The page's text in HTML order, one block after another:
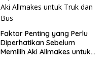
Faktor Penting yang Perlu
Diperhatikan Sebelum
Memilih Aki Allmakes untuk